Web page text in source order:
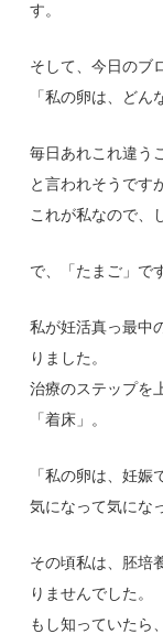
す。
そして、今日のブ
「私の卵は、どん
毎日あれこれ違う
と言われそうです
これが私なので、
で、「たまご」
私が妊活真っ最中
りました。
治療のステップを
「着床」。
「私の卵は、妊
気になって気にな
その頃私は、胚培
りませんでした。
もし知っていたら